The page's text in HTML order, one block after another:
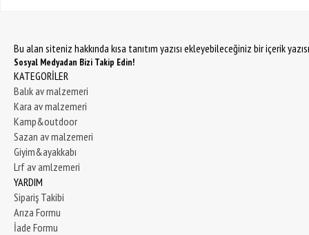
Bu alan siteniz hakkında kısa tanıtım yazısı ekleyebileceğiniz bir içerik
Sosyal Medyadan Bizi Takip Edin!
KATEGORİLER
Balık av malzemeri
Kara av malzemeri
Kamp&outdoor
Sazan av malzemeri
Giyim&ayakkabı
Lrf av amlzemeri
YARDIM
Sipariş Takibi
Arıza Formu
İade Formu